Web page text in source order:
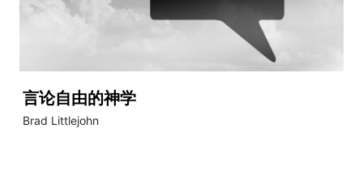
言论自由的神学
Brad Littlejohn